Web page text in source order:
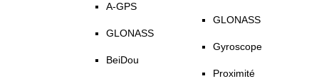
A-GPS
GLONASS
BeiDou
GLONASS
Gyroscope
Proximité